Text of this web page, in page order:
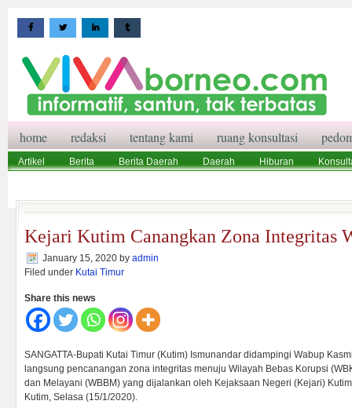
home redaksi tentang kami ruang konsultasi
Artikel Berita Berita Daerah Daerah Hiburan
Kejari Kutim Canangkan Zona Integritas
January 15, 2020 by admin
Filed under Kutai Timur
Share this news
SANGATTA-Bupati Kutai Timur (Kutim) Ismunandar didampingi Wabup
langsung pencanangan zona integritas menuju Wilayah Bebas Korupsi
dan Melayani (WBBM) yang dijalankan oleh Kejaksaan Negeri (Kejari)
Kutim, Selasa (15/1/2020).